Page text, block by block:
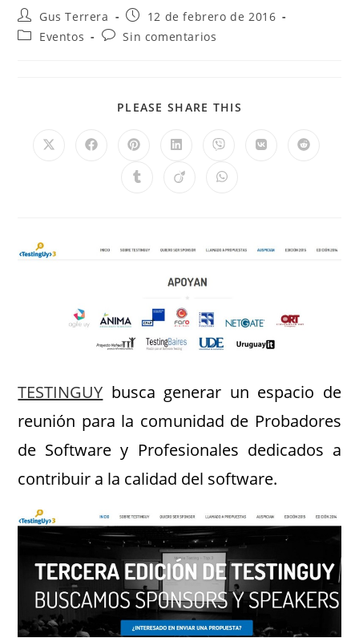
Gus Terrera
12 de febrero de 2016
Eventos
Sin comentarios
PLEASE SHARE THIS
TESTINGUY busca generar un espacio de
reunión para la comunidad de Probadores
de Software y Profesionales dedicados a
contribuir a la calidad del software.